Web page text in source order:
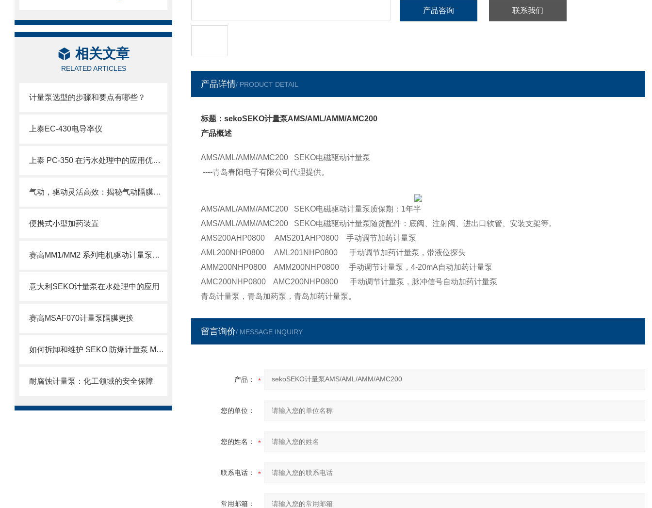
相关文章
RELATED ARTICLES
计量泵选型的步骤和要点有哪些？
上泰EC-430电导率仪
上泰 PC-350 在污水处理中的应用优势有哪些？
气动，驱动灵活高效：揭秘气动隔膜泵的工作原理与应用优势
便携式小型加药装置
赛高MM1/MM2 系列电机驱动计量泵使用注意事项
意大利SEKO计量泵在水处理中的应用
赛高MSAF070计量泵隔膜更换
如何拆卸和维护 SEKO 防爆计量泵 MS1 系列？
耐腐蚀计量泵：化工领域的安全保障
产品咨询 联系我们
产品详情/ PRODUCT DETAIL
标题：sekoSEKO计量泵AMS/AML/AMM/AMC200
产品概述
AMS/AML/AMM/AMC200 SEKO电磁驱动计量泵
----青岛春阳电子有限公司代理提供。
AMS/AML/AMM/AMC200 SEKO电磁驱动计量泵质保期：1年半
AMS/AML/AMM/AMC200 SEKO电磁驱动计量泵随货配件：底阀、注射阀、进出口软管、安装支架等。
AMS200AHP0800 AMS201AHP0800 手动调节加药计量泵
AML200NHP0800 AML201NHP0800 手动调节加药计量泵，带液位探头
AMM200NHP0800 AMM200NHP0800 手动调节计量泵，4-20mA自动加药计量泵
AMC200NHP0800 AMC200NHP0800 手动调节计量泵，脉冲信号自动加药计量泵
青岛计量泵，青岛加药泵，青岛加药计量泵。
留言询价/ MESSAGE INQUIRY
产品：
您的单位：
您的姓名：
联系电话：
常用邮箱：